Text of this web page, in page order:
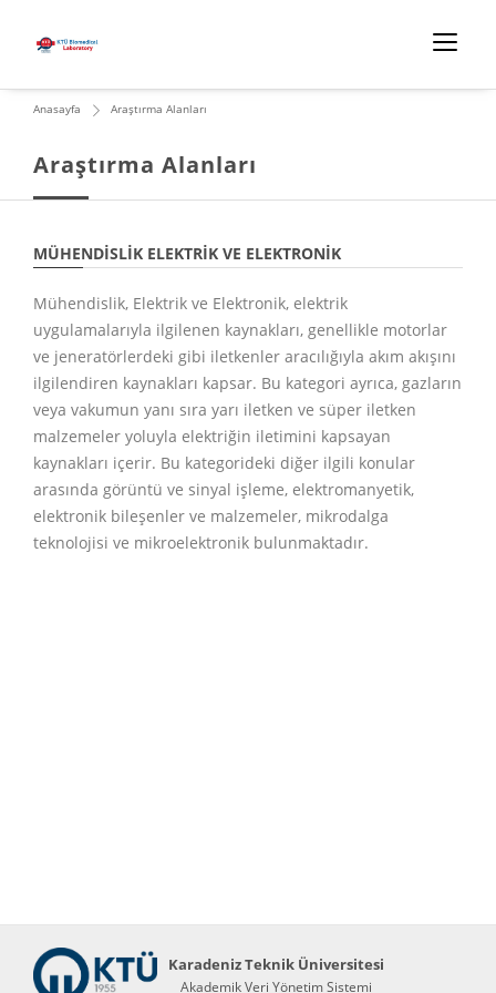
Araştırma Alanları
Anasayfa Araştırma Alanları
MÜHENDISLIK ELEKTRIK VE ELEKTRONIK
Mühendislik, Elektrik ve Elektronik, elektrik
uygulamalarıyla ilgilenen kaynakları, genellikle motorlar
ve jeneratörlerdeki gibi iletkenler aracılığıyla akım akışını
ilgilendiren kaynakları kapsar. Bu kategori ayrıca, gazların
veya vakumun yanı sıra yarı iletken ve süper iletken
malzemeler yoluyla elektriğin iletimini kapsayan
kaynakları içerir. Bu kategorideki diğer ilgili konular
arasında görüntü ve sinyal işleme, elektromanyetik,
elektronik bileşenler ve malzemeler, mikrodalga
teknolojisi ve mikroelektronik bulunmaktadır.
Karadeniz Teknik Üniversitesi
Akademik Veri Yönetim Sistemi